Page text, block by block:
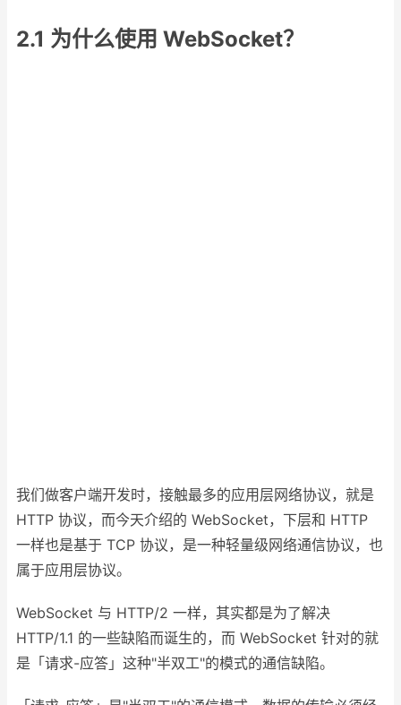
2.1 为什么使用 WebSocket？
我们做客户端开发时，接触最多的应用层网络协议，就是
HTTP 协议，而今天介绍的 WebSocket，下层和 HTTP
一样也是基于 TCP 协议，是一种轻量级网络通信协议，也
属于应用层协议。
WebSocket 与 HTTP/2 一样，其实都是为了解决
HTTP/1.1 的一些缺陷而诞生的，而 WebSocket 针对的就
是「请求-应答」这种"半双工"的模式的通信缺陷。